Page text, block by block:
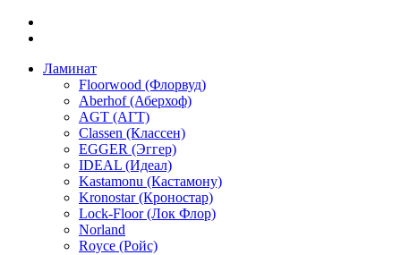
Ламинат
Floorwood (Флорвуд)
Aberhof (Аберхоф)
AGT (АГТ)
Classen (Классен)
EGGER (Эггер)
IDEAL (Идеал)
Kastamonu (Кастамону)
Kronostar (Кроностар)
Lock-Floor (Лок Флор)
Norland
Royce (Ройс)